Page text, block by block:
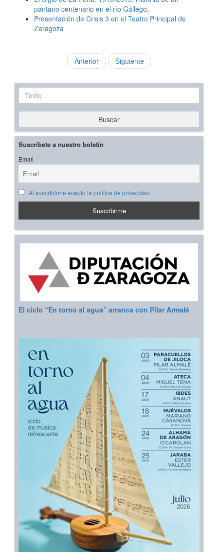
pantano centenario en el río Gállego.
Presentación de Crisis 3 en el Teatro Principal de
Zaragoza
Anterior Siguiente
Texto
Buscar
Suscríbete a nuestro boletín
Email
Al suscribirme acepto la política de privacidad
El ciclo “En torno al agua” arranca con Pilar Armalé